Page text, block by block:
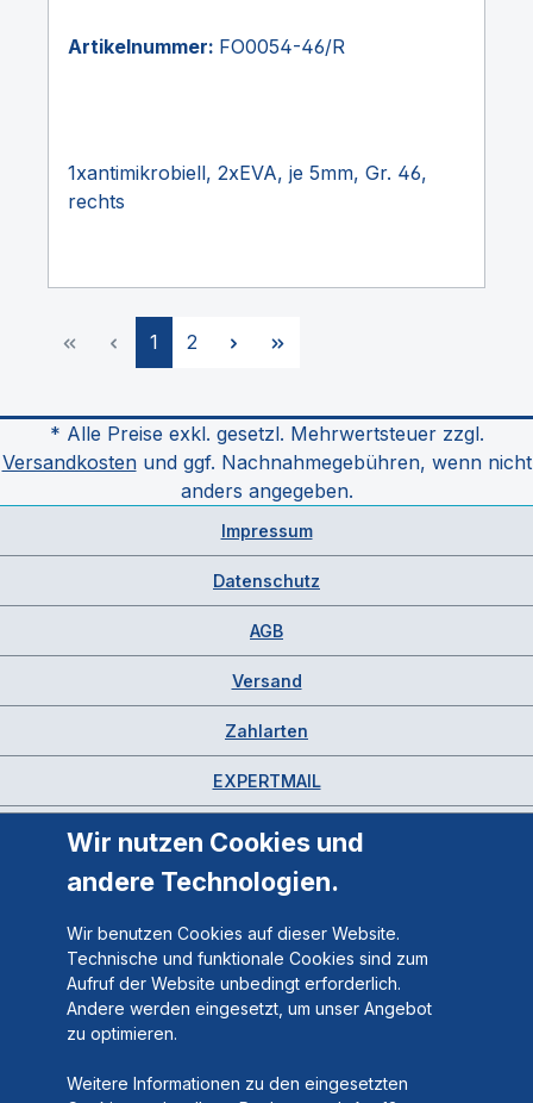
Artikelnummer: FO0054-46/R
1xantimikrobiell, 2xEVA, je 5mm, Gr. 46,
rechts
Seite
1 Seite
2
* Alle Preise exkl. gesetzl. Mehrwertsteuer zzgl.
Versandkostenund ggf. Nachnahmegebühren, wenn nicht
anders angegeben.
Impressum
Datenschutz
AGB
Versand
Zahlarten
EXPERTMAIL
Wir nutzen Cookies und
andere Technologien.
Wir benutzen Cookies auf dieser Website.
Technische und funktionale Cookies sind zum
Aufruf der Website unbedingt erforderlich.
Andere werden eingesetzt, um unser Angebot
zu optimieren.
Weitere Informationen zu den eingesetzten